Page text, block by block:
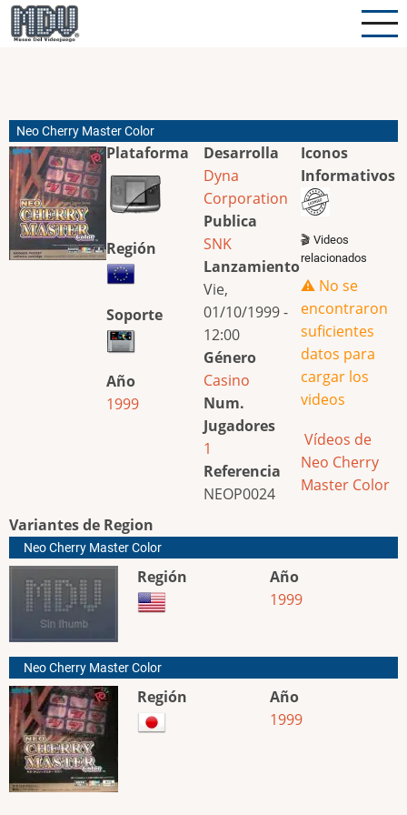
Pasar
al
Neo Cherry Master Color
Plataforma
Región
Soporte
Año
1999
Desarrolla
Dyna
Corporation
Publica
SNK
Lanzamiento
Vie,
01/10/1999 -
12:00
Género
Casino
Num.
Jugadores
1
Referencia
NEOP0024
Iconos
Informativos
🎬 Videos
relacionados
⚠️ No se
encontraron
suficientes
datos para
cargar los
videos
Vídeos de
Neo Cherry
Master Color
Variantes de Region
Neo Cherry Master Color
Región
Año
1999
Neo Cherry Master Color
Región
Año
1999